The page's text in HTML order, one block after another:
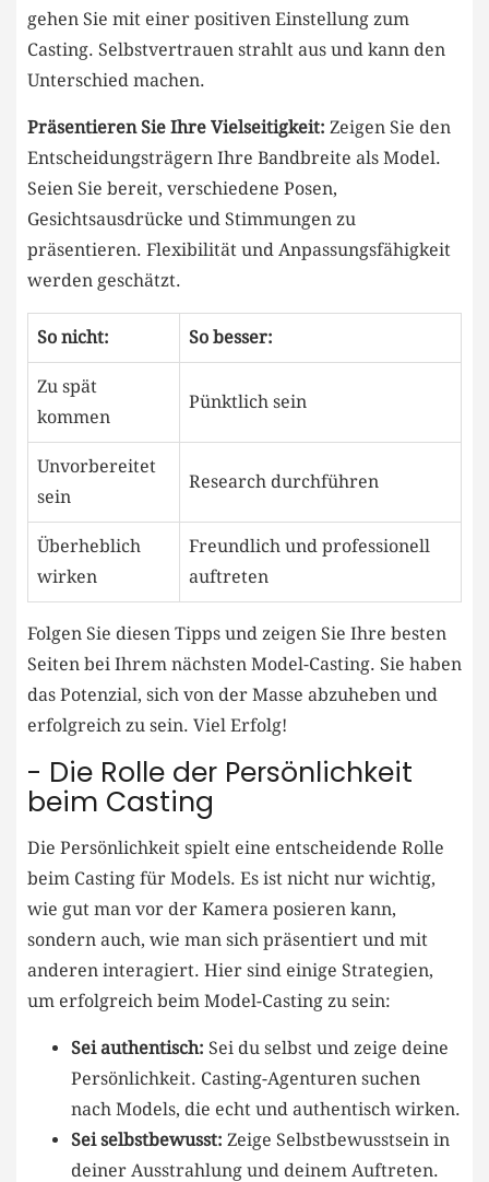
gehen Sie mit einer positiven Einstellung zum
Casting. Selbstvertrauen strahlt aus und kann den
Unterschied machen.
Präsentieren Sie ‍Ihre Vielseitigkeit: Zeigen Sie den
Entscheidungsträgern ‍Ihre Bandbreite als Model.
Seien Sie bereit, verschiedene Posen,
⁣Gesichtsausdrücke und Stimmungen zu
präsentieren. Flexibilität und Anpassungsfähigkeit
werden geschätzt.
So nicht: So besser:
Zu spät
kommen
Pünktlich sein
Unvorbereitet
sein
Research durchführen
Überheblich
wirken
Freundlich ⁣und professionell
auftreten
Folgen Sie diesen Tipps und zeigen Sie Ihre besten
Seiten bei Ihrem nächsten Model-Casting. Sie haben
das Potenzial, sich ‍von der Masse ​abzuheben und
erfolgreich zu sein. Viel Erfolg!
-⁣ Die Rolle der Persönlichkeit
beim Casting
Die ⁢Persönlichkeit​ spielt eine entscheidende Rolle
beim Casting für Models.⁢ Es ist nicht nur ⁤wichtig,
wie gut man vor der Kamera posieren kann,
sondern auch, wie man sich präsentiert und mit
anderen ‌interagiert. Hier sind einige Strategien,
um erfolgreich beim Model-Casting zu sein:
Sei authentisch: Sei du selbst und ⁢zeige ‌deine
Persönlichkeit.⁤ Casting-Agenturen​ suchen
nach Models, die echt ‍und authentisch wirken.
Sei selbstbewusst: Zeige Selbstbewusstsein in
deiner Ausstrahlung und deinem⁤ Auftreten.